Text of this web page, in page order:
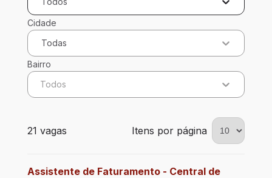
Cidade
Todas
Bairro
Todos
21 vagas encontradas para 0 filtros aplicados
21 vagas Itens por página
Assistente de Faturamento - Central de